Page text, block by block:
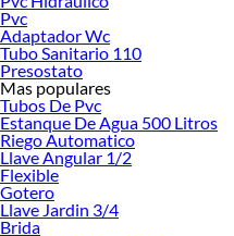
Pvc
Adaptador Wc
Tubo Sanitario 110
Presostato
Mas populares
Tubos De Pvc
Estanque De Agua 500 Litros
Riego Automatico
Llave Angular 1/2
Flexible
Gotero
Llave Jardin 3/4
Brida